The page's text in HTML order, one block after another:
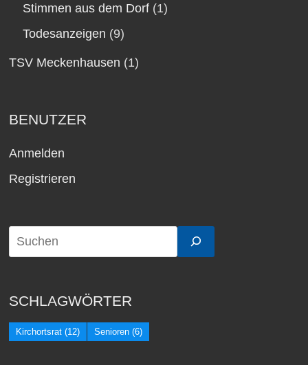
Stimmen aus dem Dorf (1)
Todesanzeigen (9)
TSV Meckenhausen (1)
BENUTZER
Anmelden
Registrieren
SCHLAGWÖRTER
Kirchortsrat (12) Senioren (6)